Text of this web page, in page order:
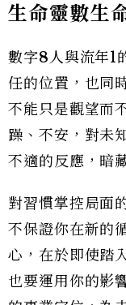
生命靈數生
數字8人與流年1
任的位置，也同
不能只是觀望而
躁、不安，對未
不適的反應，暗
對習慣掌控局面
不保證你在新的
心，在於即使踏
也要運用你的影